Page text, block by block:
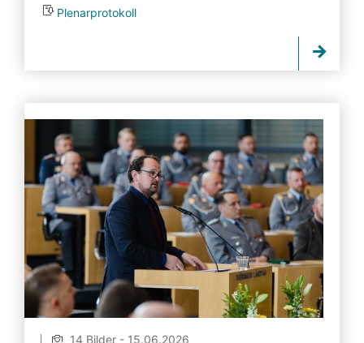
Plenarprotokoll
14 Bilder - 15.06.2026